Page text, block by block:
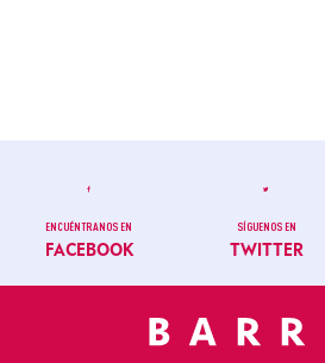
ENCUÉNTRANOS EN
FACEBOOK
SÍGUENOS EN
TWITTER